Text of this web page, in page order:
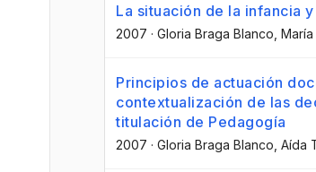
La situación de la infancia
2007 · Gloria Braga Blanco ,
Principios de actuación
contextualización de las
titulación de Pedagogía
2007 · Gloria Braga Blanco , Aída